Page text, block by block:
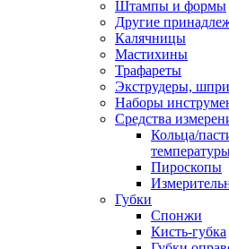
Штампы и формы
Другие
Калячницы
Мастихины
Трафареты
Экструдеры,
Наборы
Средства
Кольца/
Пироскопы
Губки
Спонжи
Кисть-губка